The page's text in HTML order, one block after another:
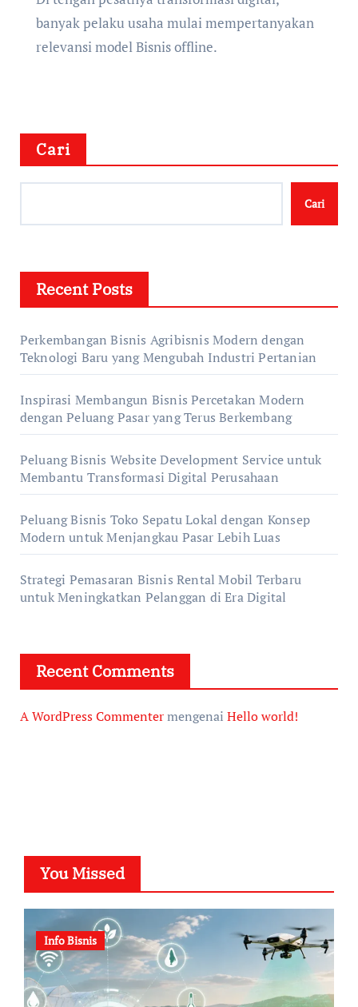
banyak pelaku usaha mulai mempertanyakan
relevansi model Bisnis offline.
Cari
Cari
Recent Posts
Perkembangan Bisnis Agribisnis Modern dengan
Teknologi Baru yang Mengubah Industri Pertanian
Inspirasi Membangun Bisnis Percetakan Modern
dengan Peluang Pasar yang Terus Berkembang
Peluang Bisnis Website Development Service untuk
Membantu Transformasi Digital Perusahaan
Peluang Bisnis Toko Sepatu Lokal dengan Konsep
Modern untuk Menjangkau Pasar Lebih Luas
Strategi Pemasaran Bisnis Rental Mobil Terbaru
untuk Meningkatkan Pelanggan di Era Digital
Recent Comments
A WordPress Commentermengenai Hello world!
You Missed
Info Bisnis